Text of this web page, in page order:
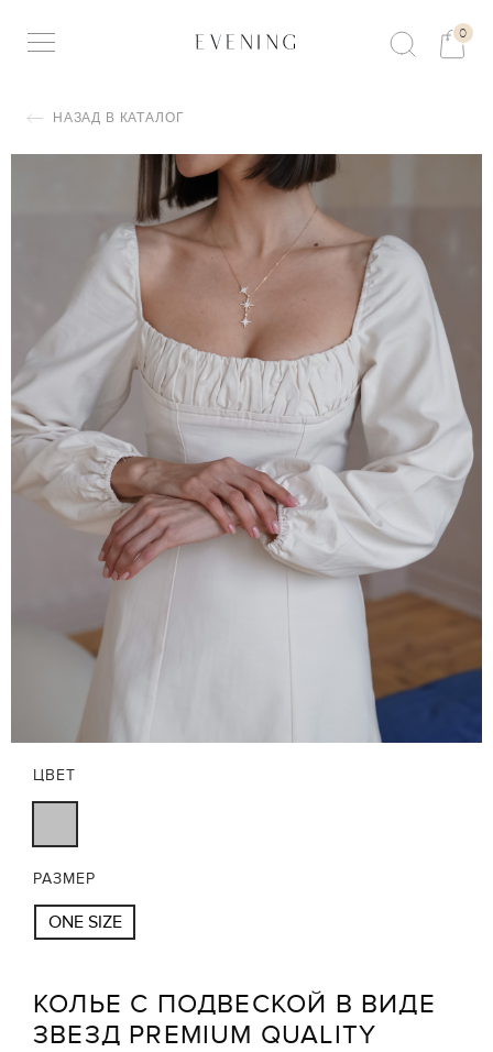
0
НАЗАД В КАТАЛОГ
КОЛЬЕ С ПОДВЕСКОЙ В ВИДЕ
ЗВЕЗД PREMIUM QUALITY
РАЗМЕР
ONE SIZE
ЦВЕТ